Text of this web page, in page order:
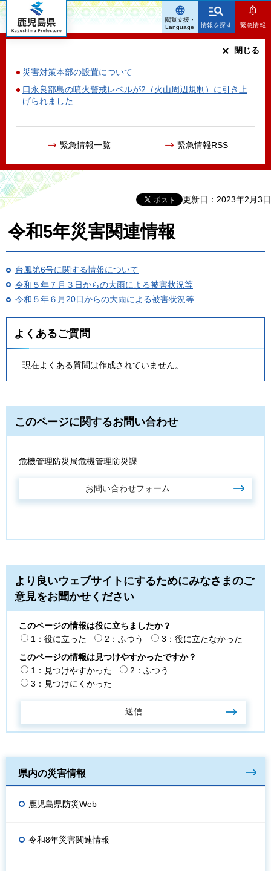
鹿児島県
情報を探す 緊急情報
災害対策本部の設置について
口永良部島の噴火警戒レベルが2（火山周辺規制）に引き上
げられました
緊急情報一覧 緊急情報RSS
閉じる
閲覧支援・
Language
更新日：2023年2月3日
令和5年災害関連情報
台風第6号に関する情報について
令和５年７月３日からの大雨による被害状況等
令和５年６月20日からの大雨による被害状況等
よくあるご質問
現在よくある質問は作成されていません。
このページに関するお問い合わせ
危機管理防災局危機管理防災課
より良いウェブサイトにするためにみなさまのご
意見をお聞かせください
このページの情報は役に立ちましたか？
1：役に立った
2：ふつう
3：役に立たなかった
このページの情報は見つけやすかったですか？
1：見つけやすかった
2：ふつう
3：見つけにくかった
県内の災害情報
鹿児島県防災Web
令和8年災害関連情報